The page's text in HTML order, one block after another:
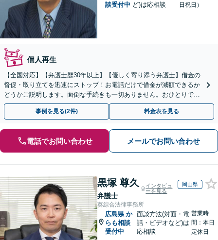
談受付中 ど)は応相談
日祝日）
個人再生
【全国対応】【弁護士歴30年以上】【優しく寄り添う弁護士】借金の
督促・取り立てを迅速にストップ！お電話だけで借金が減額できるか
どうかご説明します。面倒な手続きも一切ありません。おひとりで悩
まず、お気軽にご相談ください。【電話相談可】
事例を見る(2件) 料金表を見る
電話でお問い合わせ メールでお問い合わせ
黒塚 尊久
弁護士
インタビュ
ーを見る
岡山県
葵綜合法律事務所
広島県 か
らも相談
受付中
面談方法(対面・電
話・ビデオなど)は
応相談
営業時
間：本日
定休日